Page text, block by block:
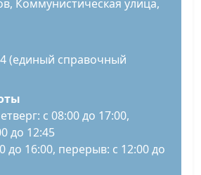
Коммунистическая улица,
(единый справочный
с 08:00 до 17:00,
до 12:45
до 16:00, перерыв: с 12:00 до